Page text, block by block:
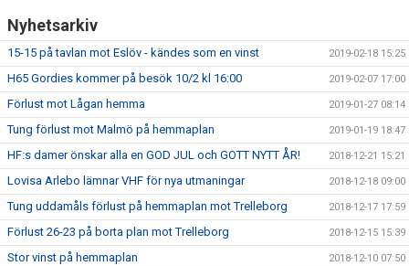
KONTAKT
Nyhetsarkiv
15-15 på tavlan mot Eslöv - kändes som en vinst 2019-02-18 15:25
H65 Gordies kommer på besök 10/2 kl 16:00 2019-02-07 17:00
Förlust mot Lågan hemma 2019-01-27 08:14
Tung förlust mot Malmö på hemmaplan 2019-01-19 18:47
HF:s damer önskar alla en GOD JUL och GOTT NYTT ÅR! 2018-12-21 15:21
Lovisa Arlebo lämnar VHF för nya utmaningar 2018-12-18 09:00
Tung uddamåls förlust på hemmaplan mot Trelleborg 2018-12-17 17:59
Förlust 26-23 på borta plan mot Trelleborg 2018-12-15 15:39
Stor vinst på hemmaplan 2018-12-10 07:50